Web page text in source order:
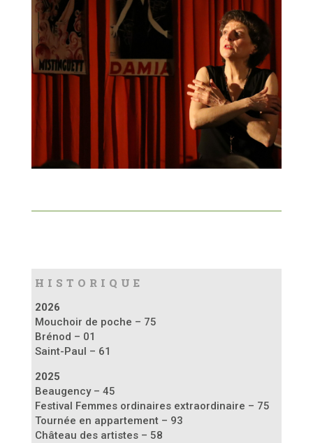
HISTORIQUE
2026
Mouchoir de poche – 75
Brénod – 01
Saint-Paul – 61
2025
Beaugency – 45
Festival Femmes ordinaires extraordinaire – 75
Tournée en appartement – 93
Château des artistes – 58